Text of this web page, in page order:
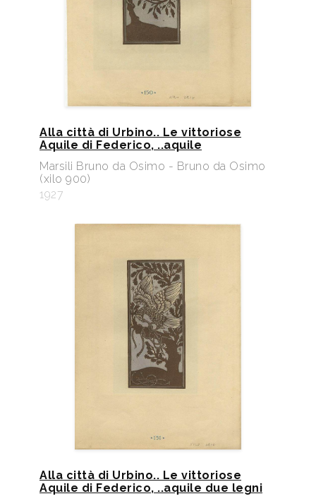
Alla città di Urbino.. Le vittoriose
Aquile di Federico, ..aquile
Marsili Bruno da Osimo - Bruno da Osimo
(xilo 900)
1927
Alla città di Urbino.. Le vittoriose
Aquile di Federico, ..aquile due legni